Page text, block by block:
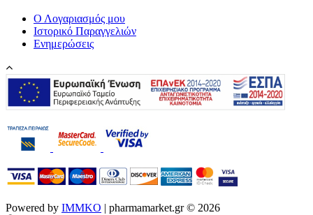
Ο Λογαριασμός μου
Ιστορικό Παραγγελιών
Ενημερώσεις
Powered by IMMKO | pharmamarket.gr © 2026